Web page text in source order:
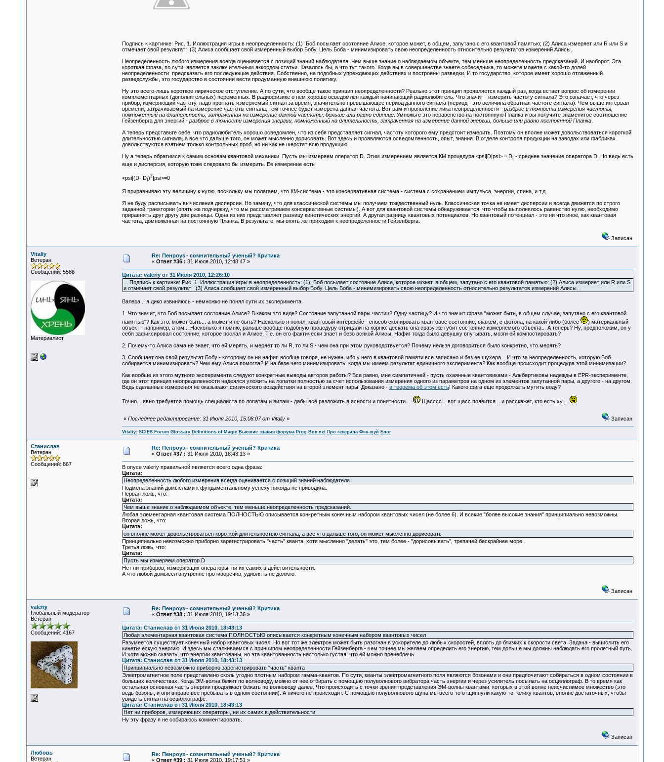
Подпись к картинке: Рис. 1. Иллюстрация игры в неопределенность: (1) Боб посылает состояние Алисе, которое может, в общем, запутано с его квантовой памятью; (2) Алиса измеряет или R или S и
отмечает свой результат; (3) Алиса сообщает свой измеренный выбор Бобу. Цель Боба - минимизировать свою неопределенность относительно результатов измерений Алисы.
Неопределенность любого измерения всегда оценивается с позиций знаний наблюдателя. Чем выше знание о наблюдаемом объекте, тем меньше неопределенность предсказаний. И наоборот. Эта
короткая фраза, по сути, является заключительным аккордом статьи. Казалось бы, а что тут такого. Когда вы в совершенстве знаете собеседника, то можете можете с какой-то долей
неопределенности предсказать его последующие действия. Собственно, на подобных упреждающих действиях и построены разведки. И то государство, которое имеет хорошо отлаженный
разведслужбы, это государство в состоянии вести продуманную внешнюю политику.
Ну это всего-лишь короткое лирическое отступление. А по сути, что вообще такое принцип неопределенности? Реально этот принцип проявляется каждый раз, когда встает вопрос об измерении
комплементарных (дополнительных) переменных. В радиофизике о нем хорошо осведомлен каждый начинающий радиолюбитель. Что значит - измерить частоту сигнала? Это означает, что через
прибор, измеряющий частоту, надо прогнать измеряемый сигнал за время, значительно превышающее период данного сигнала (период - это величина обратная частоте сигнала). Чем выше интервал
времени, затрачиваемый на измерение частоты сигнала, тем точнее будет измерена данная частота. Вот вам и проявление лика неопределенности - разброс в точности измерения частоты,
помноженный на длительность, затраченная на измерение данной частоты, больше или равно единице. Умножьте это неравенство на постоянную Планка и вы получите знаменитое соотношение
Гейзенберга для энергий - разброс в точности измерения энергии, помноженный на длительность, затраченная на измерение данной энергии, больше или равно постоянной Планка.
А теперь представьте себе, что радиолюбитель хорошо осведомлен, что из себя представляет сигнал, частоту которого ему предстоит измерить. Поэтому он вполне может довольствоваться короткой
длительностью сигнала, а все что дальше того, он может мысленно дорисовать. Вот здесь и проявляются осведомленность, опыт, знания. В отделе контроля продукции на заводах или фабриках
довольствуются взятием только контрольных проб, но ни как не шерстят всю продукцию.
Ну а теперь обратимся к самим основам квантовой механики. Пусть мы измеряем оператор D. Этим измерением является КМ процедура <psi|D|psi> = DI - среднее значение оператора D. Но ведь есть
еще и дисперсия, которую тоже следовало бы измерить. Ее измерение есть
<psi|(D- DI)2|psi>=0
Я приравниваю эту величину к нулю, поскольку мы полагаем, что КМ-система - это консервативная система - система с сохранением импульса, энергии, спина, и т.д.
Я не буду расписывать вычисления дисперсии. Но замечу, что для классической системы мы получаем тождественный нуль. Классическая точка не имеет дисперсии и всегда движется по строго
заданной траектории (опять же подчеркну, что мы рассматриваем консервативные системы). А вот для квантовой системы обнаруживается, что чтобы выполнялось равенство нулю, необходимо
приравнять друг другу две разницы. Одна из них представляет разницу кинетических энергий. А другая разницу квантовых потенциалов. Но квантовый потенциал - это ни что иное, как квантовая
частота, домноженная на постоянную Планка. В результате, мы опять же приходим к неопределенности Гейзенберга.
Записан
Vitaliy
Ветеран
Сообщений: 5586
Материалист
Re: Пенроуз - сомнительный ученый? Критика
« Ответ #36 : 31 Июля 2010, 12:48:47 »
Цитата: valeriy от 31 Июля 2010, 12:26:10
... Подпись к картинке: Рис. 1. Иллюстрация игры в неопределенность: (1) Боб посылает состояние Алисе, которое может, в общем, запутано с его квантовой памятью; (2) Алиса измеряет или R или S
и отмечает свой результат; (3) Алиса сообщает свой измеренный выбор Бобу. Цель Боба - минимизировать свою неопределенность относительно результатов измерений Алисы.
Валера... я дико извиняюсь - немножко не понял сути их эксперимента.
1. Что значит, что Боб посылает состояние Алисе? В каком это виде? Состояние запутанной пары частиц? Одну частицу? И что значит фраза "может быть, в общем случае, запутано с его квантовой
памятью"? Как это: может быть... а может и не быть? Насколько я понял, квантовый интерфейс - способ скопировать квантовое состояние, скажем, с фотона, на какой-либо (более
) материальный
объект - например, атом... Насколько я помню, раньше вообще подобную процедуру отрицали на корню: дескать она сразу же губит состояние измеряемого объекта... А теперь? Ну, предположим, он у
себя зафиксировал состояние, которое послал и Алисе. Т.е. он его фактически знает и безо всякой Алисы. Нафиг тогда было девушку впутывать, мозги ей компостировать?
2. Почему-то Алиса сама не знает, что ей мерять, и меряет то ли R, то ли S - чем она при этом руководствуется? Почему нельзя договориться было конкретно, что мерять?
3. Сообщает она свой результат Бобу - которому он ни нафиг, вообще говоря, не нужен, ибо у него в квантовой памяти все записано и без ее шухера... И что за неопределенность, которую Боб
собирается минимизировать? Чем ему Алиса помогла? И на базе чего минимизировать, когда мы имеем результат единичного эксперимента? Как вообще происходит процедура этой минимизации?
Как вообще из этого мутного эксперимента следуют конкретные выводы авторов работы? Все равно, мне симпатичней - пусть охаянные квантовиками - Альбертиковы надежды в EPR-эксперименте,
где он этот принцип неопределенности надеялся уложить на лопатки полностью за счет использования измерения одного из параметров на одном из элементов запутанной пары, а другого - на другом.
Ведь сделанные измерения не оказывают физического воздействия на второй элемент пары! Доказано - и теорема об этом есть! Какого фига еще продолжать мутить воду?
Точно... явно требуется помощь специалиста по лопатам и вилам - дабы все разложить в ясности и понятности... Щасссс... вот щасс появится... и расскажет, кто есть ху...
« Последнее редактирование: 31 Июля 2010, 15:08:07 от Vitaliy» Записан
Vitaliy: SCIES Forum Glossary Definitions of Magic Высшие звания форума Prog Box.net Про генерала Фэн-шуй Блог
Станислав
Ветеран
Сообщений: 867
Re: Пенроуз - сомнительный ученый? Критика
« Ответ #37 : 31 Июля 2010, 18:43:13 »
В опусе valeriy правильной является всего одна фраза:
Цитата:
Неопределенность любого измерения всегда оценивается с позиций знаний наблюдателя
Подмена знаний домыслами к фундаментальному успеху никогда не приводила.
Первая ложь, что:
Цитата:
Чем выше знание о наблюдаемом объекте, тем меньше неопределенность предсказаний.
Любая элементарная квантовая система ПОЛНОСТЬЮ описывается конкретным конечным набором квантовых чисел (не более 6). И всякие "более высокие знания" принципиально невозможны.
Вторая ложь, что:
Цитата:
он вполне может довольствоваться короткой длительностью сигнала, а все что дальше того, он может мысленно дорисовать
Принципиально невозможно приборно зарегистрировать "часть" кванта, хотя мысленно "делать" это, тем более - "дорисовывать", трепачей бескрайнее море.
Третья ложь, что:
Цитата:
Пусть мы измеряем оператор D
Нет ни приборов, измеряющих операторы, ни их самих в действительности.
А что любой домысел внутренне противоречив, удивлять не должно.
Записан
valeriy
Глобальный модератор
Ветеран
Сообщений: 4167
Re: Пенроуз - сомнительный ученый? Критика
« Ответ #38 : 31 Июля 2010, 19:13:36 »
Цитата: Станислав от 31 Июля 2010, 18:43:13
Любая элементарная квантовая система ПОЛНОСТЬЮ описывается конкретным конечным набором квантовых чисел
Разумеется существует конечный набор квантовых чисел. Но вот тот же электрон может быть разогнан в ускорителе до любых скоростей, вплоть до близких к скорости света. Задача - вычислить его
кинетическую энергию. И здесь мы сталкиваемся с принципом неопределенности Гейзенберга - чем точнее мы желаем определить его энергию, тем дольше мы должны наблюдать его пролетный путь.
И хотя можно сказать, что энергии квантованы, но эта квантованность настолько густая, что ей можно пренебречь.
Цитата: Станислав от 31 Июля 2010, 18:43:13
Принципиально невозможно приборно зарегистрировать "часть" кванта
Электромагнитное поле представлено сколь угодно плотным набором гамма-квантов. По сути, кванты электромагнитного поля являются бозонами и они предпочитают собираться в одном состоянии в
больших количествах. Когда ЭМ-волна бежит по волноводу, можно от нее отбирать с помощью полуволнового вибратора часть энергии и через усилитель посылать на осциллограф. В то время как
остальная основная часть энергии продолжает бежать по волноводу далее. Что происходить с точки зрения представления ЭМ-волны квантами, которых в этой волне неисчислимое множество (это
ведь бозоны, и они вправе все пребывать в одном состоянии). А ничего не происходит. С помощью полуволнового щупа мы всего-то отщипнули какую-то толику квантов, вполне достаточных, чтобы
увидеть сигнал на осциллографе.
Цитата: Станислав от 31 Июля 2010, 18:43:13
Нет ни приборов, измеряющих операторы, ни их самих в действительности.
Ну эту фразу я не собираюсь комментировать.
Записан
Любовь
Ветеран
Re: Пенроуз - сомнительный ученый? Критика
« Ответ #39 : 31 Июля 2010, 19:17:51 »